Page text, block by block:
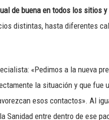
de buena en todos los sitios
distintas, hasta diferentes
«Pedimos a la nueva
la situación y que fue
esos contactos». Al
Sanidad entre dentro de ese